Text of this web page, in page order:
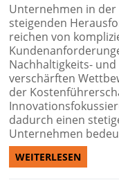
Unternehmen in
steigenden
reichen von
Nachhaltigkeits-
verschärften
der
dadurch einen
Unternehmen
WEITERLESEN